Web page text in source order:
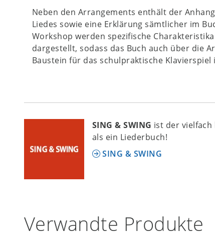
Neben den Arrangements enthält der
Liedes sowie eine Erklärung sämtlicher im
Workshop werden spezifische
dargestellt, sodass das Buch auch über die
Baustein für das schulpraktische Klavierspiel
SING & SWING ist der
als ein Liederbuch!
SING & SWING
Verwandte Produkte